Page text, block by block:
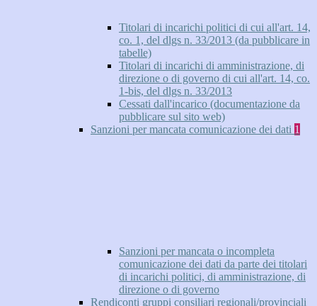
Titolari di incarichi politici di cui all'art. 14,
co. 1, del dlgs n. 33/2013 (da pubblicare in
tabelle)
Titolari di incarichi di amministrazione, di
direzione o di governo di cui all'art. 14, co.
1-bis, del dlgs n. 33/2013
Cessati dall'incarico (documentazione da
pubblicare sul sito web)
Sanzioni per mancata comunicazione dei dati 1
Sanzioni per mancata o incompleta
comunicazione dei dati da parte dei titolari
di incarichi politici, di amministrazione, di
direzione o di governo
Rendiconti gruppi consiliari regionali/provinciali